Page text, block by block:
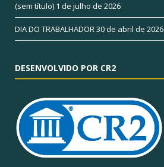
(sem título) 1 de julho de 2026
DIA DO TRABALHADOR30 de abril de 2026
DESENVOLVIDO POR CR2